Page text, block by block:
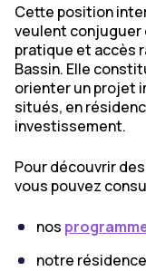
Cette position
veulent conjuguer
pratique et accès
Bassin. Elle
orienter un projet
situés, en
investissement.
Pour découvrir
vous pouvez
nos
notre